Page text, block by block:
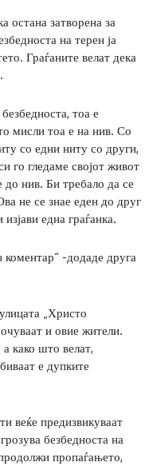
остана затворена за
на терен ја
Граѓаните велат дека
тоа е
мисли тоа е на нив. Со
со едни ниту со други,
го гледаме својот живот
до нив. Би требало да се
не се знае еден до друг
една граѓанка.
-додаде друга
„Христо
и овие жители.
како што велат,
е дупките
веќе предизвикуваат
безбедноста на
пропаѓањето,